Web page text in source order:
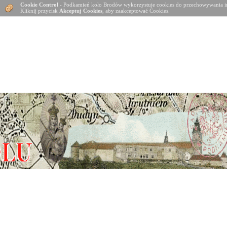
Cookie Control - Podkamień koło Brodów wykorzystuje cookies do
Kliknij przycisk Akceptuj Cookies , aby zaakceptować Cookies.